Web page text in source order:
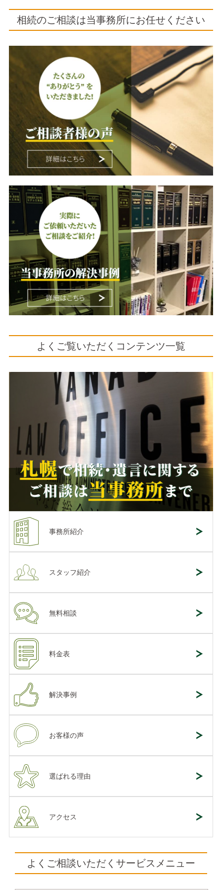
相続のご相談は当事務所にお任せください
よくご覧いただくコンテンツ一覧
事務所紹介
スタッフ紹介
無料相談
料金表
解決事例
お客様の声
選ばれる理由
アクセス
よくご相談いただくサービスメニュー